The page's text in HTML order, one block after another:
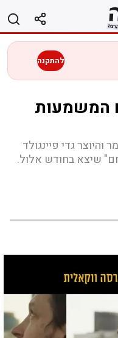
להתקנה
המשמעות
גדי פיינגולד
שיצא בחודש אלול.